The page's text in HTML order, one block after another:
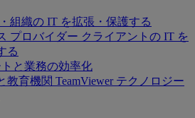
組織の IT を拡張・保護する
プロバイダー クライアントの IT を
る
と業務の効率化
教育機関 TeamViewer テクノロジー